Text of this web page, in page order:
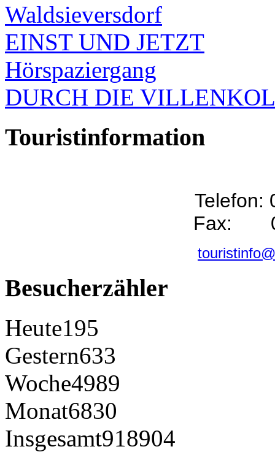
Waldsieversdorf
EINST UND JETZT
Hörspaziergang
DURCH DIE
Touristinformation
Telefon:
Fax:
Besucherzähler
Heute195
Gestern633
Woche4989
Monat6830
Insgesamt918904